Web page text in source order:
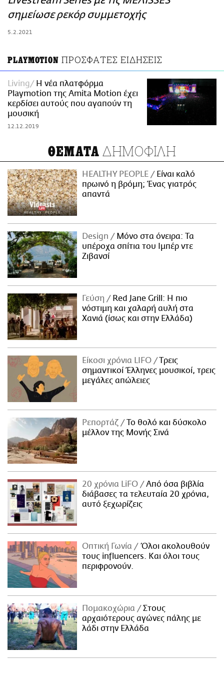
ΑΜΠΑ
σημείωσε ρεκόρ συμμετοχής
5.2.2021
PLAYMOTION ΠΡΟΣΦΑΤΕΣ ΕΙΔΗΣΕΙΣ
Living
Η νέα πλατφόρμα
Playmotion της Amita Motion έχει
κερδίσει αυτούς που αγαπούν τη
μουσική
12.12.2019
ΘΕΜΑΤΑ ΔΗΜΟΦΙΛΗ
HEALTHY PEOPLE
Είναι καλό
πρωινό η βρόμη; Ένας γιατρός
απαντά
Design
Μόνο στα όνειρα: Τα
υπέροχα σπίτια του Ιμπέρ ντε
Ζιβανσί
Γεύση
Red Jane Grill: Η πιο
νόστιμη και χαλαρή αυλή στα
Χανιά (ίσως και στην Ελλάδα)
Είκοσι χρόνια LIFO
Tρεις
σημαντικοί Έλληνες μουσικοί, τρεις
μεγάλες απώλειες
Ρεπορτάζ
Το θολό και δύσκολο
μέλλον της Μονής Σινά
20 χρόνια LiFO
Από όσα βιβλία
διάβασες τα τελευταία 20 χρόνια,
αυτό ξεχωρίζεις
Οπτική Γωνία
Όλοι ακολουθούν
τους influencers. Και όλοι τους
περιφρονούν.
Πομακοχώρια
Στους
αρχαιότερους αγώνες πάλης με
λάδι στην Ελλάδα